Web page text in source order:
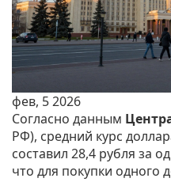
фев, 5 2026
Согласно данным
РФ), средний курс
составил 28,4 рубля за
что для покупки одного